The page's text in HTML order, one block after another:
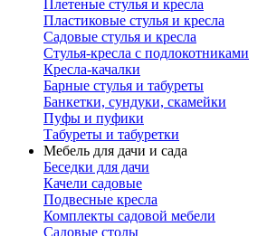
Плетеные стулья и кресла
Пластиковые стулья и кресла
Садовые стулья и кресла
Стулья-кресла с подлокотниками
Кресла-качалки
Барные стулья и табуреты
Банкетки, сундуки, скамейки
Пуфы и пуфики
Табуреты и табуретки
Мебель для дачи и сада
Беседки для дачи
Качели садовые
Подвесные кресла
Комплекты садовой мебели
Садовые столы